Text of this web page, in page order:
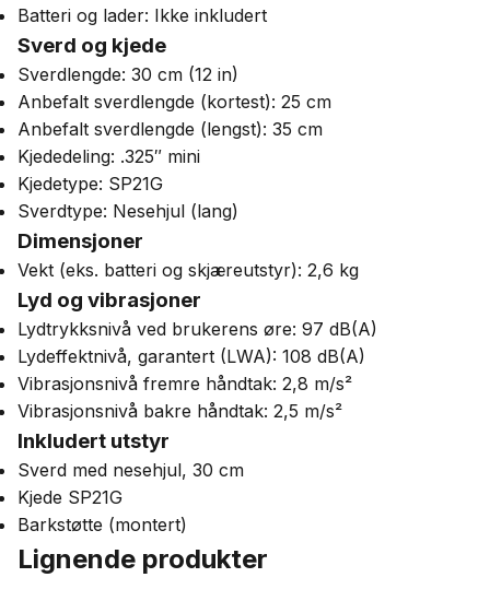
Batteri og lader: Ikke inkludert
Sverd og kjede
Sverdlengde: 30 cm (12 in)
Anbefalt sverdlengde (kortest): 25 cm
Anbefalt sverdlengde (lengst): 35 cm
Kjededeling: .325″ mini
Kjedetype: SP21G
Sverdtype: Nesehjul (lang)
Dimensjoner
Vekt (eks. batteri og skjæreutstyr): 2,6 kg
Lyd og vibrasjoner
Lydtrykksnivå ved brukerens øre: 97 dB(A)
Lydeffektnivå, garantert (LWA): 108 dB(A)
Vibrasjonsnivå fremre håndtak: 2,8 m/s²
Vibrasjonsnivå bakre håndtak: 2,5 m/s²
Inkludert utstyr
Sverd med nesehjul, 30 cm
Kjede SP21G
Barkstøtte (montert)
Lignende produkter